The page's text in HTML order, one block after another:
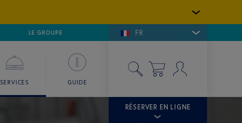
GOLFE DE SAINT-TROPEZ
LE GROUPE FR
SERVICES GUIDE
RÉSERVER EN LIGNE